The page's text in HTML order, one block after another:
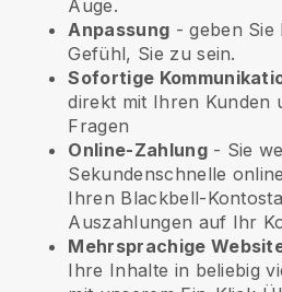
Auge.
Anpassung - geben Sie
Gefühl, Sie zu sein.
Sofortige
direkt mit Ihren Kunden
Fragen
Online-Zahlung- Sie
Sekundenschnelle
Ihren Blackbell-
Auszahlungen auf Ihr
Mehrsprachige
Ihre Inhalte in beliebig